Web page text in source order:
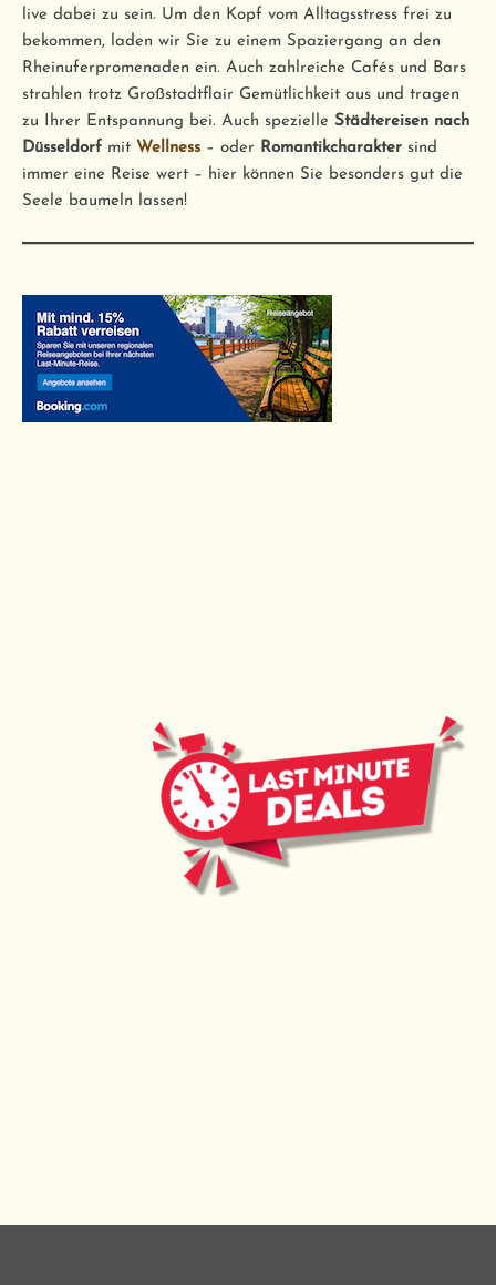
live dabei zu sein. Um den Kopf vom Alltagsstress frei zu
bekommen, laden wir Sie zu einem Spaziergang an den
Rheinuferpromenaden ein. Auch zahlreiche Cafés und Bars
strahlen trotz Großstadtflair Gemütlichkeit aus und tragen
zu Ihrer Entspannung bei. Auch spezielle Städtereisen nach
Düsseldorf mit Wellness – oder Romantikcharakter sind
immer eine Reise wert – hier können Sie besonders gut die
Seele baumeln lassen!